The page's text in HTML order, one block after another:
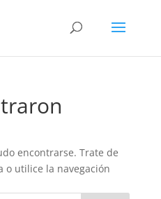
encontrarse. Trate de
o utilice la navegación